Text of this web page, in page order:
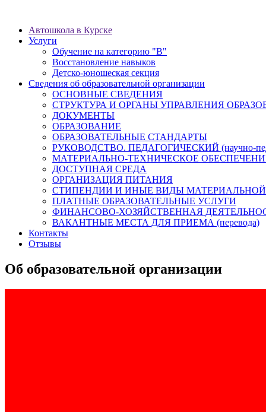
Автошкола в Курске
Услуги
Обучение на категорию "В"
Восстановление навыков
Детско-юношеская секция
Сведения об образовательной организации
ОСНОВНЫЕ СВЕДЕНИЯ
СТРУКТУРА И ОРГАНЫ УПРАВЛЕНИЯ
ДОКУМЕНТЫ
ОБРАЗОВАНИЕ
ОБРАЗОВАТЕЛЬНЫЕ СТАНДАРТЫ
РУКОВОДСТВО. ПЕДАГОГИЧЕСКИЙ (научно-
МАТЕРИАЛЬНО-ТЕХНИЧЕСКОЕ
ДОСТУПНАЯ СРЕДА
ОРГАНИЗАЦИЯ ПИТАНИЯ
СТИПЕНДИИ И ИНЫЕ ВИДЫ
ПЛАТНЫЕ ОБРАЗОВАТЕЛЬНЫЕ УСЛУГИ
ФИНАНСОВО-ХОЗЯЙСТВЕННАЯ
ВАКАНТНЫЕ МЕСТА ДЛЯ ПРИЕМА (перевода)
Контакты
Отзывы
Об образовательной организации